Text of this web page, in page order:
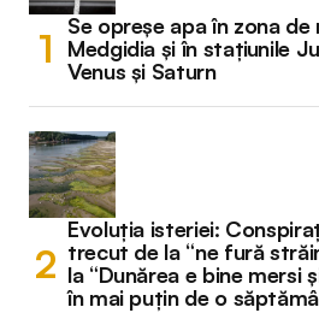
Se opreșe apa în zona
Medgidia și în stațiunile
Venus și Saturn
Evoluția isteriei:
trecut de la “ne fură
la “Dunărea e bine mersi
în mai puțin de o